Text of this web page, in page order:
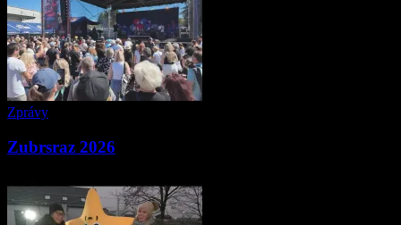
Zprávy
Zubrsraz 2026